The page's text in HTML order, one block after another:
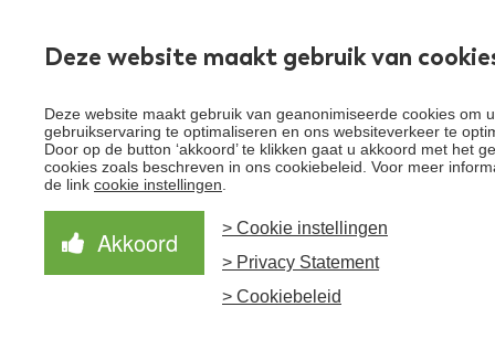
Deze website maakt gebruik van
Deze website maakt gebruik van geanonimiseerde cookies om
gebruikservaring te optimaliseren en ons websiteverkeer te
Door op de button ‘akkoord’ te klikken gaat u akkoord met het
cookies zoals beschreven in ons cookiebeleid. Voor meer
de link cookie instellingen
Akkoord
> Cookie instellingen
> Privacy Statement
> Cookiebeleid
Toggle
menu
Over Santeon
Waardegedreven zorg
aanpak
Samen Beter
Schrijf je in voor de nieuwsbrief
Schrijf je in voor onze nieuwsbrief en ontvang het
laatste nieuws!